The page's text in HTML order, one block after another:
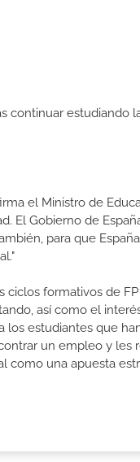
continuar estudiando
el Ministro de
El Gobierno de
para que
ciclos formativos de
así como el
los estudiantes que
un empleo y les
como una apuesta